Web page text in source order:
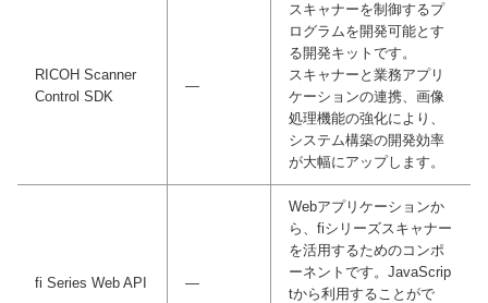
RICOH Scanner
Control SDK
―
スキャナーを制御するプ
ログラムを開発可能とす
る開発キットです。
スキャナーと業務アプリ
ケーションの連携、画像
処理機能の強化により、
システム構築の開発効率
が大幅にアップします。
fi Series Web API ―
Webアプリケーションか
ら、fiシリーズスキャナー
を活用するためのコンポ
ーネントです。JavaScrip
tから利用することがで